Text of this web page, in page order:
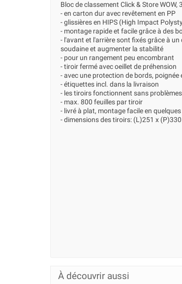
Bloc de classement Click & Store WOW,
- en carton dur avec revêtement en PP
- glissières en HIPS (High Impact
- montage rapide et facile grâce à des
- l'avant et l'arrière sont fixés grâce à
soudaine et augmenter la stabilité
- pour un rangement peu encombrant
- tiroir fermé avec oeillet de préhension
- avec une protection de bords,
- étiquettes incl. dans la livraison
- les tiroirs fonctionnent sans
- max. 800 feuilles par tiroir
- livré à plat, montage facile en
- dimensions des tiroirs: (L)251 x
À découvrir aussi